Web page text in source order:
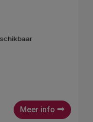
Meer info